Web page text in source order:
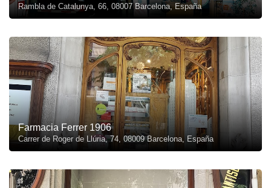
Rambla de Catalunya, 66, 08007 Barcelona, España
Farmacia Ferrer 1906
Carrer de Roger de Llúria, 74, 08009 Barcelona, España